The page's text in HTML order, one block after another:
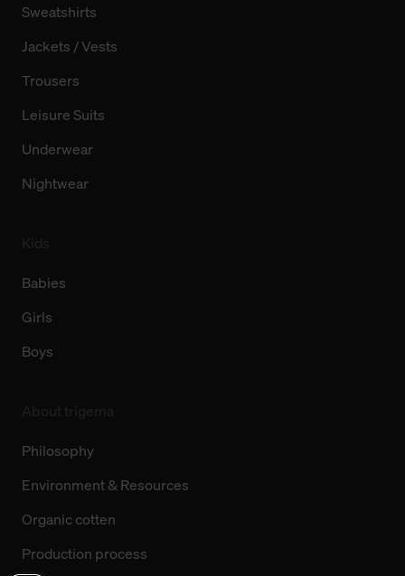
Sweatshirts
Jackets / Vests
Trousers
Leisure Suits
Underwear
Nightwear
Babies
Girls
Boys
Philosophy
Environment & Resources
Organic cotten
Production process